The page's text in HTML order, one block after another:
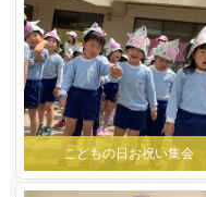
こどもの日お祝い集会